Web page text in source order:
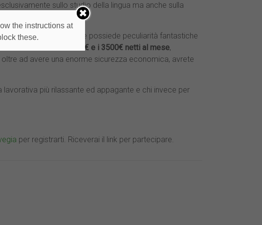
sullo studio della lingua ma anche sulla
in Norvegia
, paese che possiede peculiarità fantastiche
che oscillerà tra i 2600€ e i 3500€ netti al mese,
oltre ad avere una enorme sicurezza economica, avrete
più rilassante ed appagante e chi invece per
per registrarti. Riceverai il link per partecipare.
the instructions at
these.